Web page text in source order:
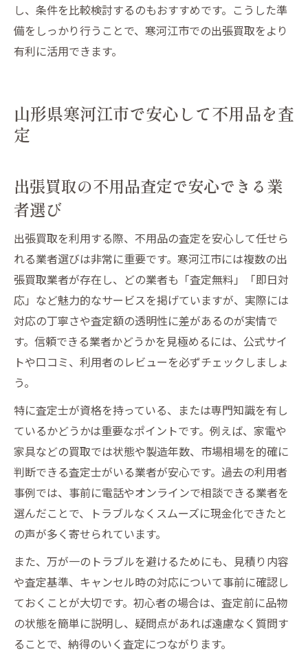
し、条件を比較検討するのもおすすめです。こうした準
備をしっかり行うことで、寒河江市での出張買取をより
有利に活用できます。
山形県寒河江市で安心して不用品を査
定
出張買取の不用品査定で安心できる業
者選び
出張買取を利用する際、不用品の査定を安心して任せら
れる業者選びは非常に重要です。寒河江市には複数の出
張買取業者が存在し、どの業者も「査定無料」「即日対
応」など魅力的なサービスを掲げていますが、実際には
対応の丁寧さや査定額の透明性に差があるのが実情で
す。信頼できる業者かどうかを見極めるには、公式サイ
トや口コミ、利用者のレビューを必ずチェックしましょ
う。
特に査定士が資格を持っている、または専門知識を有し
ているかどうかは重要なポイントです。例えば、家電や
家具などの買取では状態や製造年数、市場相場を的確に
判断できる査定士がいる業者が安心です。過去の利用者
事例では、事前に電話やオンラインで相談できる業者を
選んだことで、トラブルなくスムーズに現金化できたと
の声が多く寄せられています。
また、万が一のトラブルを避けるためにも、見積り内容
や査定基準、キャンセル時の対応について事前に確認し
ておくことが大切です。初心者の場合は、査定前に品物
の状態を簡単に説明し、疑問点があれば遠慮なく質問す
ることで、納得のいく査定につながります。